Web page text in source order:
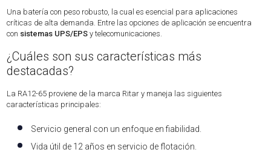
Una batería con peso robusto, la cual es esencial para aplicaciones
críticas de alta demanda. Entre las opciones de aplicación se encuentra
con sistemas UPS/EPS y telecomunicaciones.
¿Cuáles son sus características más
destacadas?
La RA12-65 proviene de la marca Ritar y maneja las siguientes
características principales:
Servicio general con un enfoque en fiabilidad.
Vida útil de 12 años en servicio de flotación.